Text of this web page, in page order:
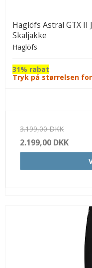
Haglöfs Astral GTX
Skaljakke
Haglöfs
31% rabat
Tryk på størrelsen
3.199,00 DKK
2.199,00 DKK